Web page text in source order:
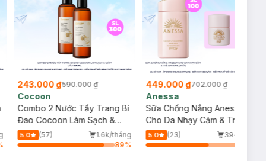
243.000 ₫590.000 ₫
Cocoon
Combo 2 Nước Tẩy Trang Bí
Đao Cocoon Làm Sạch &
Giảm Dầu 500ml
5.0 (57)
1.6k/tháng
89%
449.000 ₫702.000 ₫
Anessa
Sữa Chống Nắng Anessa
Cho Da Nhạy Cảm & Trẻ Em
60ml (Mới)
5.0 (23)
394/tháng